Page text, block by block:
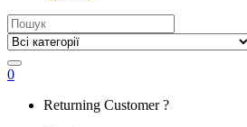
Search
for:
0
Returning Customer ?